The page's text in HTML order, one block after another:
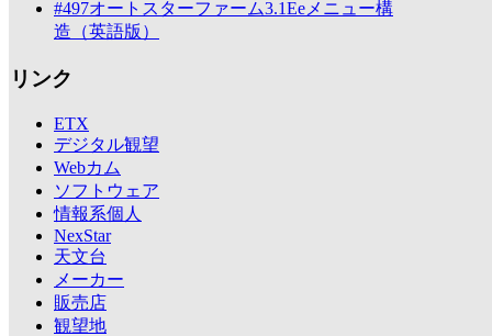
#497オートスターファーム3.1Eeメニュー構
造（英語版）
リンク
ETX
デジタル観望
Webカム
ソフトウェア
情報系個人
NexStar
天文台
メーカー
販売店
観望地